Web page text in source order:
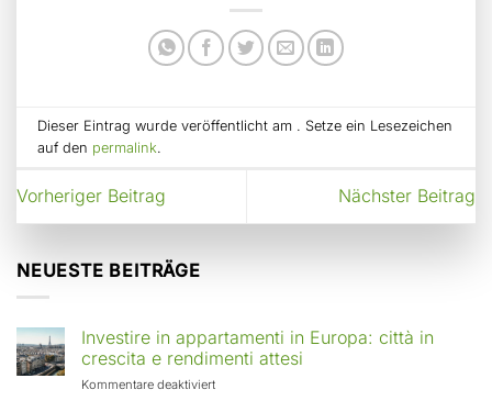
Dieser Eintrag wurde veröffentlicht am . Setze ein Lesezeichen
auf den permalink.
Vorheriger Beitrag Nächster Beitrag
NEUESTE BEITRÄGE
Investire in appartamenti in Europa: città in
crescita e rendimenti attesi
Kommentare deaktiviertfür